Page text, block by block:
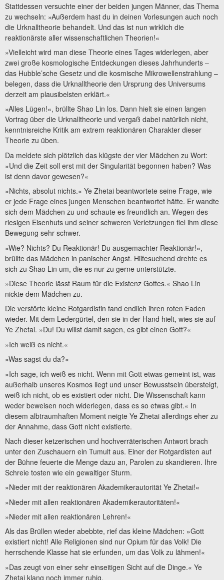
Stattdessen versuchte einer der beiden jungen Männer, das Thema
zu wechseln: »Außerdem hast du in deinen Vorlesungen auch noch
die Urknalltheorie behandelt. Und das ist nun wirklich die
reaktionärste aller wissenschaftlichen Theorien!«
»Vielleicht wird man diese Theorie eines Tages widerlegen, aber
zwei große kosmologische Entdeckungen dieses Jahrhunderts –
das Hubble’sche Gesetz und die kosmische Mikrowellenstrahlung –
belegen, dass die Urknalltheorie den Ursprung des Universums
derzeit am plausibelsten erklärt.«
»Alles Lügen!«, brüllte Shao Lin los. Dann hielt sie einen langen
Vortrag über die Urknalltheorie und vergaß dabei natürlich nicht,
kenntnisreiche Kritik am extrem reaktionären Charakter dieser
Theorie zu üben.
Da meldete sich plötzlich das klügste der vier Mädchen zu Wort:
»Und die Zeit soll erst mit der Singularität begonnen haben? Was
ist denn davor gewesen?«
»Nichts, absolut nichts.« Ye Zhetai beantwortete seine Frage, wie
er jede Frage eines jungen Menschen beantwortet hätte. Er wandte
sich dem Mädchen zu und schaute es freundlich an. Wegen des
riesigen Eisenhuts und seiner schweren Verletzungen fiel ihm diese
Bewegung sehr schwer.
»Wie? Nichts? Du Reaktionär! Du ausgemachter Reaktionär!«,
brüllte das Mädchen in panischer Angst. Hilfesuchend drehte es
sich zu Shao Lin um, die es nur zu gerne unterstützte.
»Diese Theorie lässt Raum für die Existenz Gottes.« Shao Lin
nickte dem Mädchen zu.
Die verstörte kleine Rotgardistin fand endlich ihren roten Faden
wieder. Mit dem Ledergürtel, den sie in der Hand hielt, wies sie auf
Ye Zhetai. »Du! Du willst damit sagen, es gibt einen Gott?«
»Ich weiß es nicht.«
»Was sagst du da?«
»Ich sage, ich weiß es nicht. Wenn mit Gott etwas gemeint ist, was
außerhalb unseres Kosmos liegt und unser Bewusstsein übersteigt,
weiß ich nicht, ob es existiert oder nicht. Die Wissenschaft kann
weder beweisen noch widerlegen, dass es so etwas gibt.« In
diesem albtraumhaften Moment neigte Ye Zhetai allerdings eher zu
der Annahme, dass Gott nicht existierte.
Nach dieser ketzerischen und hochverräterischen Antwort brach
unter den Zuschauern ein Tumult aus. Einer der Rotgardisten auf
der Bühne feuerte die Menge dazu an, Parolen zu skandieren. Ihre
Schreie tosten wie ein gewaltiger Sturm.
»Nieder mit der reaktionären Akademikerautorität Ye Zhetai!«
»Nieder mit allen reaktionären Akademikerautoritäten!«
»Nieder mit allen reaktionären Lehren!«
Als das Brüllen wieder abebbte, rief das kleine Mädchen: »Gott
existiert nicht! Alle Religionen sind nur Opium für das Volk! Die
herrschende Klasse hat sie erfunden, um das Volk zu lähmen!«
»Das zeugt von einer sehr einseitigen Sicht auf die Dinge.« Ye
Zhetai klang noch immer ruhig.